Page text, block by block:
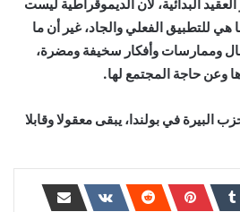
البدائية، لأن الديموقراطية ليست
للتطبيق الفعلي والجاد، غير أن ما
وممارسات وأفكار سخيفة ومضرة،
وعن حاجة المجتمع لها.
البيرة في بولندا، يبقى معقولا وقابلا